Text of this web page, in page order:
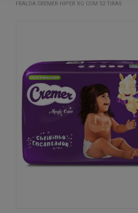
FRALDA CREMER HIPER XG COM 52 TIRAS